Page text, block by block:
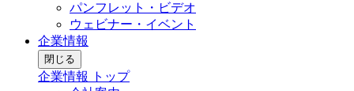
パンフレット・ビデオ
ウェビナー・イベント
企業情報
閉じる
企業情報 トップ